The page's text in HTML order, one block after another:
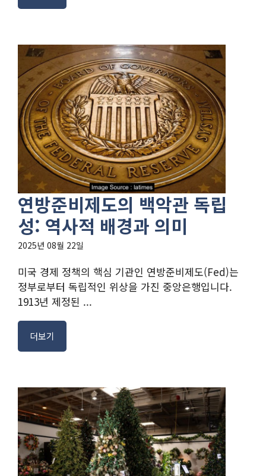
연방준비제도의 백악관 독립
성: 역사적 배경과 의미
2025년 08월 22일
미국 경제 정책의 핵심 기관인 연방준비제도(Fed)는
정부로부터 독립적인 위상을 가진 중앙은행입니다.
1913년 제정된 ...
더보기